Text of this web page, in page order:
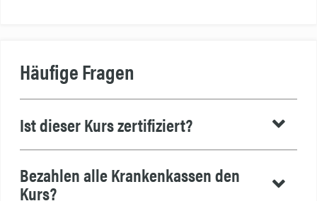
Häufige Fragen
Ist dieser Kurs zertifiziert?
Bezahlen alle Krankenkassen den
Kurs?